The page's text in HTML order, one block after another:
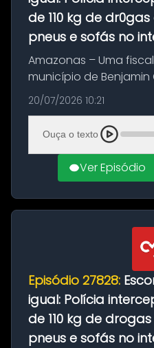
de 110 kg de
pneus e sofás no
Amazonas – Uma
município de
com a apreensão de
quilos de
embarcação
materia...
20/07/2026 10:21
Ouça o texto
Ver Episódio
Episódio 27828:
igual: Polícia
de 110 kg de
pneus e sofás no